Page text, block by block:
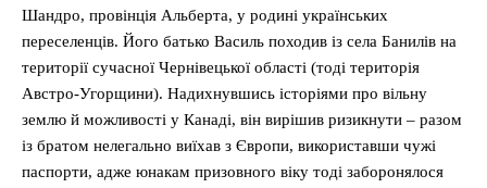
Шандро, провінція Альберта, у родині українських
переселенців. Його батько Василь походив із села Банилів на
території сучасної Чернівецької області (тоді територія
Австро-Угорщини). Надихнувшись історіями про вільну
землю й можливості у Канаді, він вирішив ризикнути – разом
із братом нелегально виїхав з Європи, використавши чужі
паспорти, адже юнакам призовного віку тоді заборонялося